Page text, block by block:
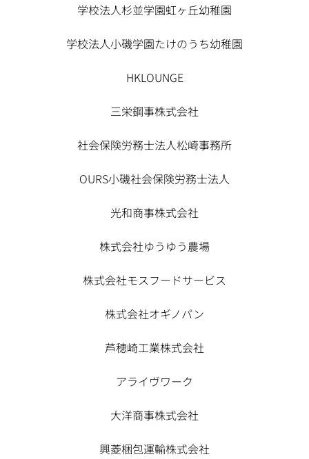
学校法人杉並学園虹ヶ丘幼稚園
学校法人小磯学園たけのうち幼稚園
HKLOUNGE
三栄鋼事株式会社
社会保険労務士法人松崎事務所
OURS小磯社会保険労務士法人
光和商事株式会社
株式会社ゆうゆう農場
株式会社モスフードサービス
株式会社オギノパン
芦穂崎工業株式会社
アライヴワーク
大洋商事株式会社
興菱梱包運輸株式会社